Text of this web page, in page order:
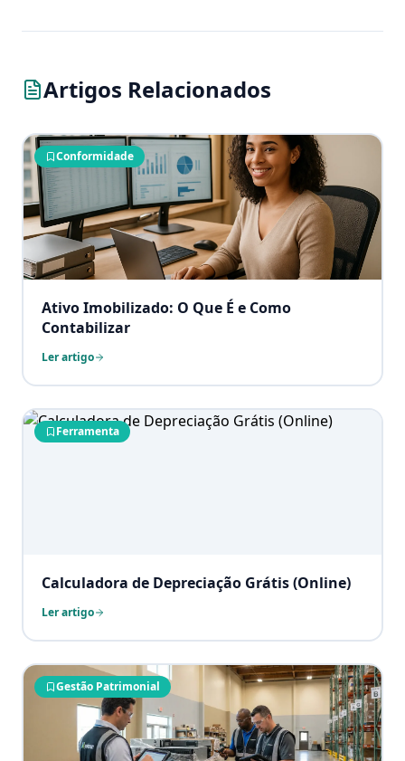
Artigos Relacionados
Conformidade
Ativo Imobilizado: O Que É e Como
Contabilizar
Ler artigo
Ferramenta
Calculadora de Depreciação Grátis (Online)
Ler artigo
Gestão Patrimonial